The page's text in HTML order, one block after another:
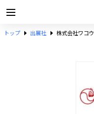
トップ 出展社 株式会社ワコウ